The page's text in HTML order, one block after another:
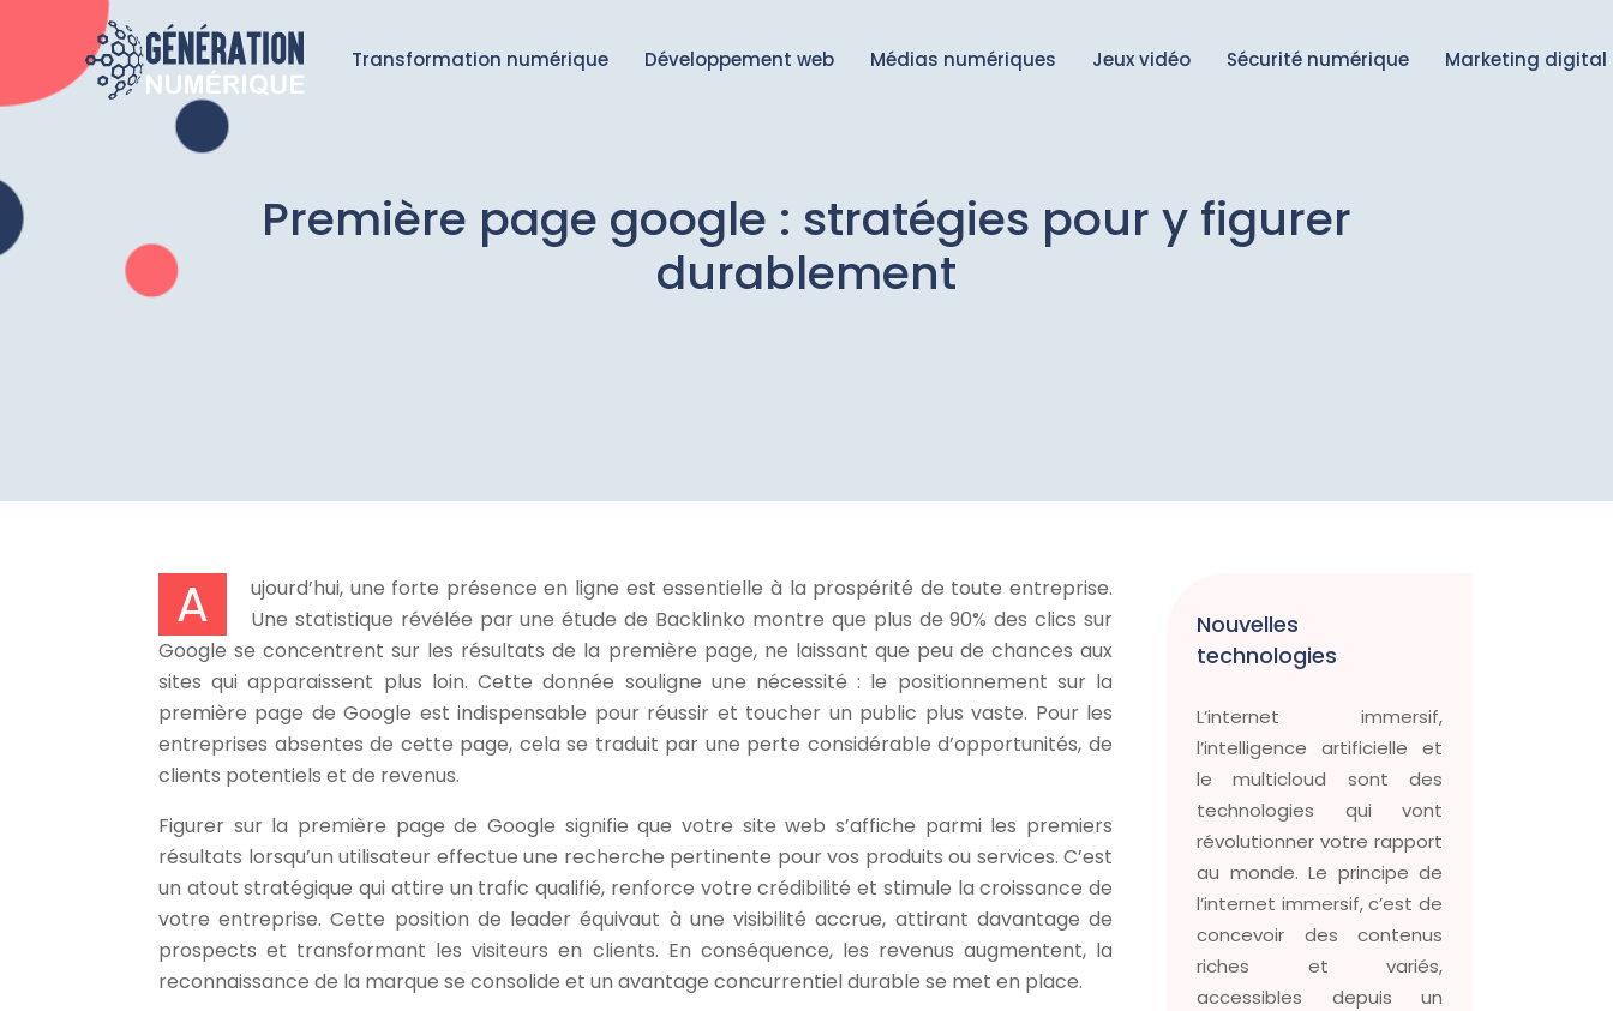
Transformation numérique Développement web Médias numériques Jeux vidéo Sécurité numérique Marketing digital
Première page google : stratégies pour y figurer
durablement
A
ujourd’hui, une forte présence en ligne est essentielle à la prospérité de toute entreprise.
Une statistique révélée par une étude de Backlinko montre que plus de 90% des clics sur
Google se concentrent sur les résultats de la première page, ne laissant que peu de chances aux
sites qui apparaissent plus loin. Cette donnée souligne une nécessité : le positionnement sur la
première page de Google est indispensable pour réussir et toucher un public plus vaste. Pour les
entreprises absentes de cette page, cela se traduit par une perte considérable d’opportunités, de
clients potentiels et de revenus.
Figurer sur la première page de Google signifie que votre site web s’affiche parmi les premiers
résultats lorsqu’un utilisateur effectue une recherche pertinente pour vos produits ou services. C’est
un atout stratégique qui attire un trafic qualifié, renforce votre crédibilité et stimule la croissance de
votre entreprise. Cette position de leader équivaut à une visibilité accrue, attirant davantage de
prospects et transformant les visiteurs en clients. En conséquence, les revenus augmentent, la
reconnaissance de la marque se consolide et un avantage concurrentiel durable se met en place.
Nouvelles
technologies
L’internet immersif,
l’intelligence artificielle et
le multicloud sont des
technologies qui vont
révolutionner votre rapport
au monde. Le principe de
l’internet immersif, c’est de
concevoir des contenus
riches et variés,
accessibles depuis un